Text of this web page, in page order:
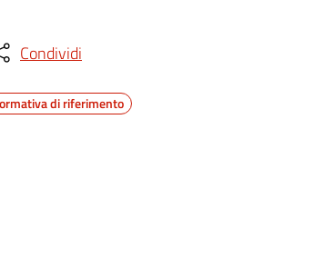
Condividi
di riferimento